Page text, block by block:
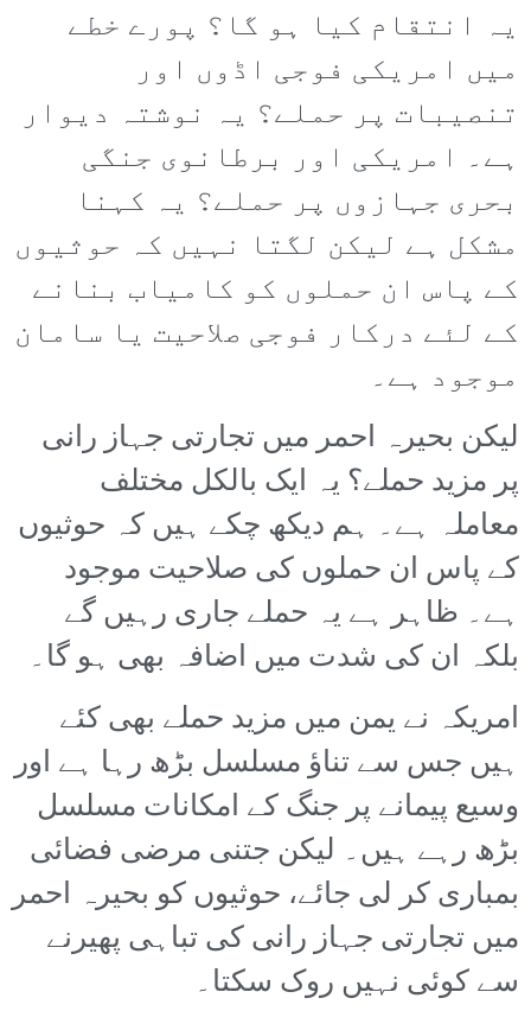
یہ انتقام کیا ہو گا؟ پورے خطے
میں امریکی فوجی اڈوں اور
تنصیبات پر حملے؟ یہ نوشتہ دیوار
ہے۔ امریکی اور برطانوی جنگی
بحری جہازوں پر حملے؟ یہ کہنا
مشکل ہے لیکن لگتا نہیں کہ حوثیوں
کے پاس ان حملوں کو کامیاب بنانے
کے لئے درکار فوجی صلاحیت یا سامان
موجود ہے۔
لیکن بحیرہ احمر میں تجارتی جہاز رانی
پر مزید حملے؟ یہ ایک بالکل مختلف
معاملہ ہے۔ ہم دیکھ چکے ہیں کہ حوثیوں
کے پاس ان حملوں کی صلاحیت موجود
ہے۔ ظاہر ہے یہ حملے جاری رہیں گے
بلکہ ان کی شدت میں اضافہ بھی ہو گا۔
امریکہ نے یمن میں مزید حملے بھی کئے
ہیں جس سے تناؤ مسلسل بڑھ رہا ہے اور
وسیع پیمانے پر جنگ کے امکانات مسلسل
بڑھ رہے ہیں۔ لیکن جتنی مرضی فضائی
بمباری کر لی جائے، حوثیوں کو بحیرہ احمر
میں تجارتی جہاز رانی کی تباہی پھیرنے
سے کوئی نہیں روک سکتا۔